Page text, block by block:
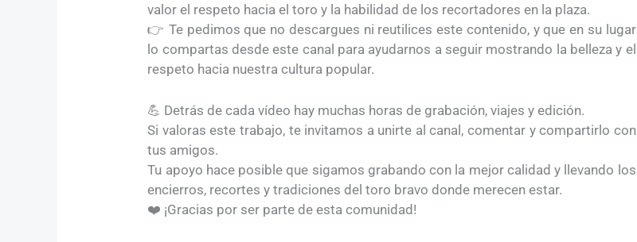
valor el respeto hacia el toro y la habilidad de los recortadores en la plaza.
👉 Te pedimos que no descargues ni reutilices este contenido, y que en su lugar
lo compartas desde este canal para ayudarnos a seguir mostrando la belleza y el
respeto hacia nuestra cultura popular.
💪 Detrás de cada vídeo hay muchas horas de grabación, viajes y edición.
Si valoras este trabajo, te invitamos a unirte al canal, comentar y compartirlo con
tus amigos.
Tu apoyo hace posible que sigamos grabando con la mejor calidad y llevando los
encierros, recortes y tradiciones del toro bravo donde merecen estar.
❤️ ¡Gracias por ser parte de esta comunidad!